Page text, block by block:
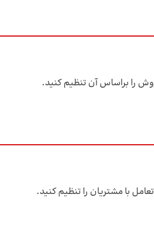
را براساس آن تنظیم کنید.
با مشتریان را تنظیم کنید.